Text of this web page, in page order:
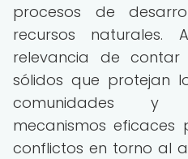
procesos de
recursos naturales.
relevancia de
sólidos que protejan
comunidades y
mecanismos
conflictos en torno al